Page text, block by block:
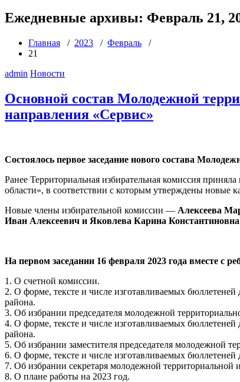
Ежедневные архивы: Февраль 21,
Главная / 2023 / Февраль /
21
admin Новости
Основной состав Молодежной
направления «Сервис»
Состоялось первое заседание нового состава
Ранее Территориальная избирательная комиссия
области», в соответствии с которым утверждены новые
Новые члены избирательной комиссии — Алексеева
Иван Алексеевич и Яковлева Карина Константиновна
На первом заседании 16 февраля 2023 года вместе с
1. О счетной комиссии.
2. О форме, тексте и числе изготавливаемых
района.
3. Об избрании председателя молодежной
4. О форме, тексте и числе изготавливаемых
района.
5. Об избрании заместителя председателя молодежной
6. О форме, тексте и числе изготавливаемых
7. Об избрании секретаря молодежной территориальной
8. О плане работы на 2023 год.